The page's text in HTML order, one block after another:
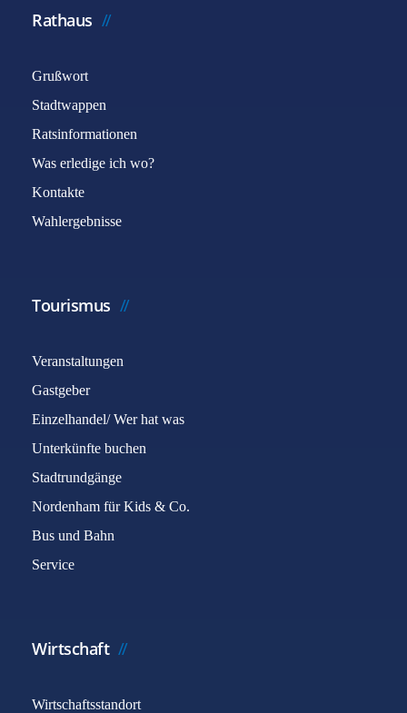
Rathaus
Grußwort
Stadtwappen
Ratsinformationen
Was erledige ich wo?
Kontakte
Wahlergebnisse
Tourismus
Veranstaltungen
Gastgeber
Einzelhandel/ Wer hat was
Unterkünfte buchen
Stadtrundgänge
Nordenham für Kids & Co.
Bus und Bahn
Service
Wirtschaft
Wirtschaftsstandort